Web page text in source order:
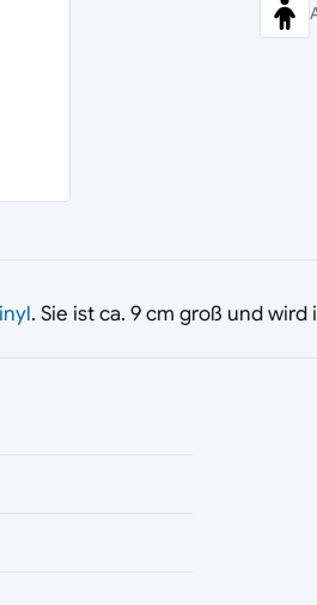
. Sie ist ca. 9 cm groß und